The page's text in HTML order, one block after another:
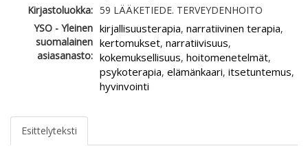
Kirjastoluokka: 59 LÄÄKETIEDE. TERVEYDENHOITO
YSO - Yleinen
suomalainen
asiasanasto:
kirjallisuusterapia, narratiivinen terapia,
kertomukset, narratiivisuus,
kokemuksellisuus, hoitomenetelmät,
psykoterapia, elämänkaari, itsetuntemus,
hyvinvointi
Esittelyteksti